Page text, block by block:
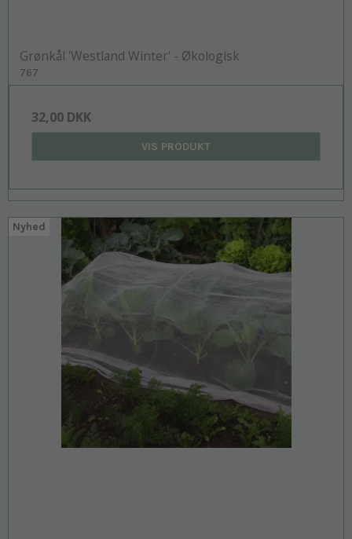
Grønkål 'Westland Winter' - Økologisk
767
32,00 DKK
VIS PRODUKT
Nyhed